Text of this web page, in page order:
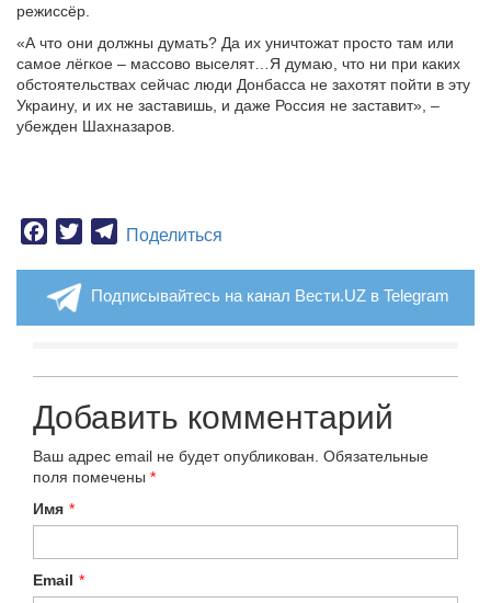
режиссёр.
«А что они должны думать? Да их уничтожат просто там или
самое лёгкое – массово выселят…Я думаю, что ни при каких
обстоятельствах сейчас люди Донбасса не захотят пойти в эту
Украину, и их не заставишь, и даже Россия не заставит», –
убежден Шахназаров.
Facebook
TwitterTelegram
Поделиться
Подписывайтесь на канал Вести.UZ в Telegram
Добавить комментарий
Ваш адрес email не будет опубликован. Обязательные
поля помечены *
Имя *
Email *